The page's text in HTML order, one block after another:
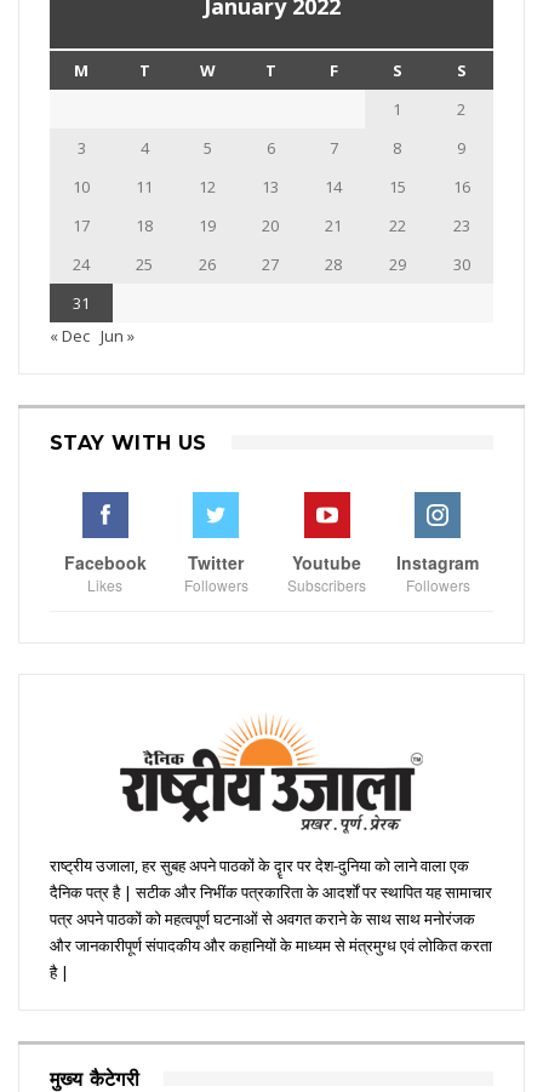
January 2022
M T W T F S
S
1
2
3
4 5 6 7 8
9
10
11 12 13 14 15
16
17
18 19 20 21 22
23
24
25 26 27 28 29
30
31
« Dec Jun »
STAY WITH US
Facebook
Likes
Twitter
Followers
Youtube
Subscribers
Instagram
Followers
राष्ट्रीय उजाला, हर सुबह अपने पाठकों के दॄार पर देश-दुनिया को लाने वाला एक
दैनिक पत्र है | सटीक और निभींक पत्रकारिता के आदर्शों पर स्थापित यह सामाचार
पत्र अपने पाठकों को महत्वपूर्ण घटनाओं से अवगत कराने के साथ साथ मनोरंजक
और जानकारीपूर्ण संपादकीय और कहानियों के माध्यम से मंत्रमुग्ध एवं लोकित करता
है |
मुख्य कैटेगरी